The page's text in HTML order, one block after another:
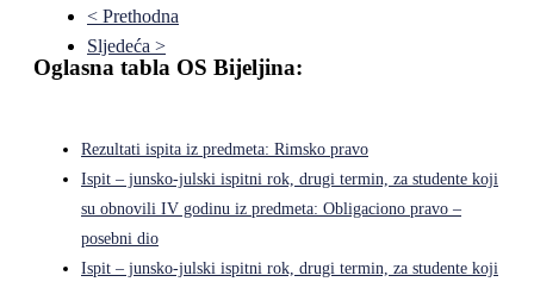
< Prethodna
Sljedeća >
Oglasna tabla OS Bijeljina:
Rezultati ispita iz predmeta: Rimsko pravo
Ispit – junsko-julski ispitni rok, drugi termin, za studente koji
su obnovili IV godinu iz predmeta: Obligaciono pravo –
posebni dio
Ispit – junsko-julski ispitni rok, drugi termin, za studente koji